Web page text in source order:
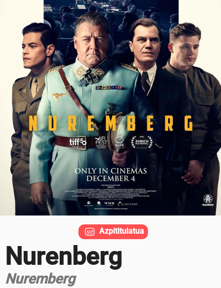
Nurenberg
Nuremberg
Azpititulatua